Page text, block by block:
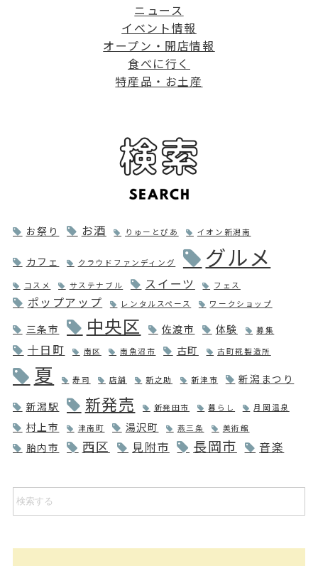
ニュース
イベント情報
オープン・開店情報
食べに行く
特産品・お土産
お祭り お酒 りゅーとぴあ イオン新潟南
カフェ クラウドファンディング グルメ
コスメ サステナブル スイーツ フェス
ポップアップ レンタルスペース ワークショップ
三条市 中央区 佐渡市 体験 募集
十日町 南区 南魚沼市 古町 古町糀製造所
夏 寿司 店舗 新之助 新津市
新潟まつり
新潟駅
新発売 新発田市 暮らし 月岡温泉
村上市 津南町 湯沢町 燕三条 美術館
胎内市 西区 見附市 長岡市 音楽